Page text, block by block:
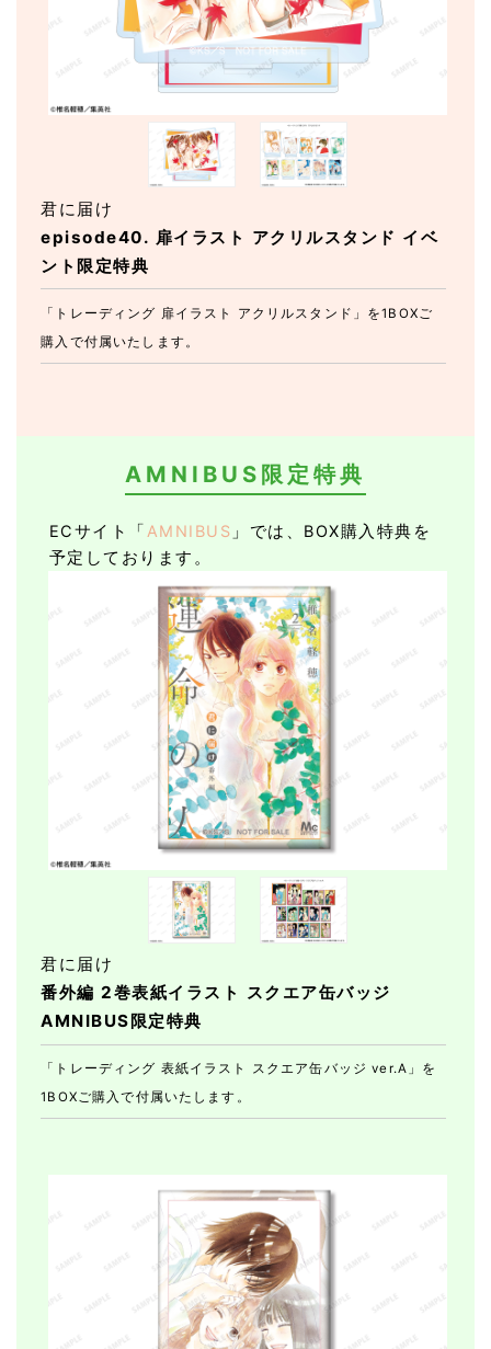
episode40. 扉イラスト アクリルスタンド イベ
ント限定特典
君に届け
「トレーディング 扉イラスト アクリルスタンド」を1BOXご
購入で付属いたします。
AMNIBUS限定特典
ECサイト「AMNIBUS 」では、BOX購入特典を
予定しております。
番外編 2巻表紙イラスト スクエア缶バッジ
AMNIBUS限定特典
君に届け
「トレーディング 表紙イラスト スクエア缶バッジ ver.A」を
1BOXご購入で付属いたします。